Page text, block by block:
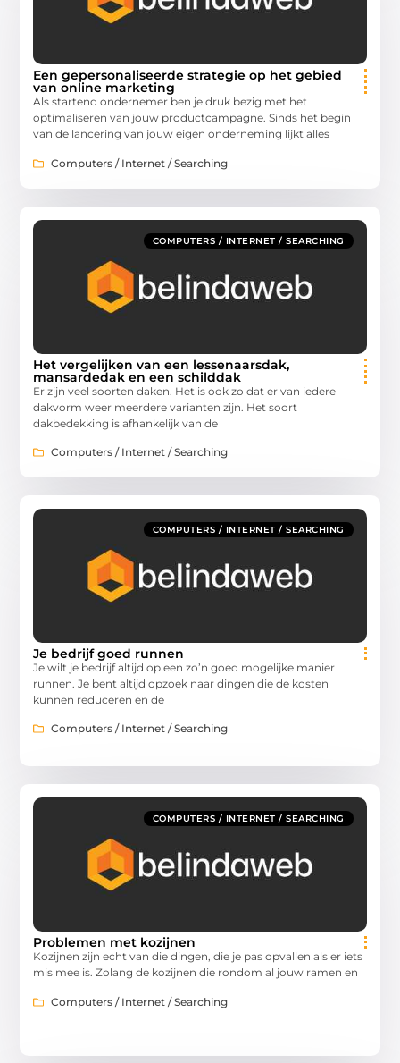
Een gepersonaliseerde strategie op het gebied
van online marketing
Als startend ondernemer ben je druk bezig met het
optimaliseren van jouw productcampagne. Sinds het begin
van de lancering van jouw eigen onderneming lijkt alles
Computers / Internet / Searching
COMPUTERS / INTERNET / SEARCHING
Het vergelijken van een lessenaarsdak,
mansardedak en een schilddak
Er zijn veel soorten daken. Het is ook zo dat er van iedere
dakvorm weer meerdere varianten zijn. Het soort
dakbedekking is afhankelijk van de
Computers / Internet / Searching
COMPUTERS / INTERNET / SEARCHING
Je bedrijf goed runnen
Je wilt je bedrijf altijd op een zo’n goed mogelijke manier
runnen. Je bent altijd opzoek naar dingen die de kosten
kunnen reduceren en de
Computers / Internet / Searching
COMPUTERS / INTERNET / SEARCHING
Problemen met kozijnen
Kozijnen zijn echt van die dingen, die je pas opvallen als er iets
mis mee is. Zolang de kozijnen die rondom al jouw ramen en
Computers / Internet / Searching